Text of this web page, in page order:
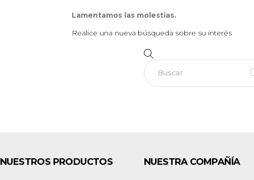
Lamentamos las molestias.
Realice una nueva búsqueda sobre su interés
NUESTROS PRODUCTOS NUESTRA COMPAÑÍA